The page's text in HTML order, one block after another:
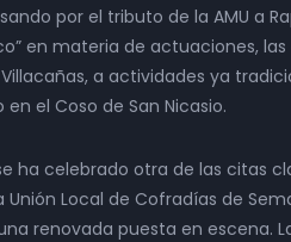
por el tributo de la AMU a
en materia de actuaciones, las
a actividades ya
en el Coso de San Nicasio.
ha celebrado otra de las citas
Unión Local de Cofradías de
renovada puesta en escena.